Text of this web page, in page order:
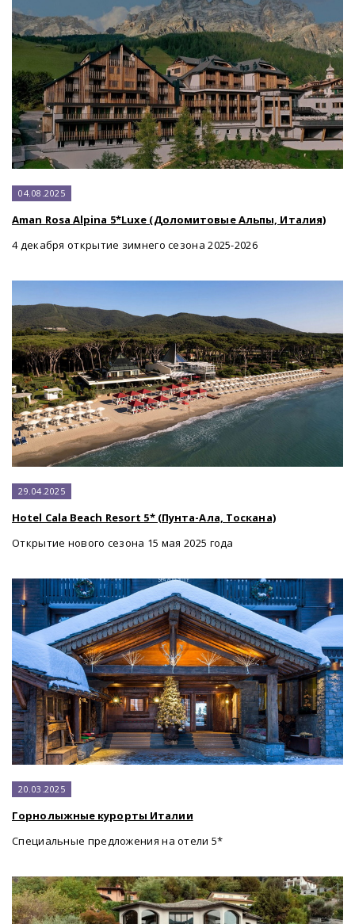
04.08.2025
Aman Rosa Alpina 5*Luxe (Доломитовые Альпы, Италия)
4 декабря открытие зимнего сезона 2025-2026
29.04.2025
Hotel Cala Beach Resort 5* (Пунта-Ала, Тоскана)
Открытие нового сезона 15 мая 2025 года
20.03.2025
Горнолыжные курорты Италии
Специальные предложения на отели 5*